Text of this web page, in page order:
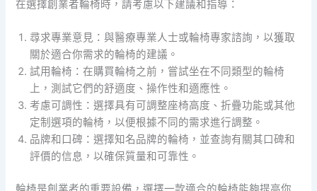
在選擇創業者輪椅時，請考慮以下建議和指導：
尋求專業意見：與醫療專業人士或輪椅專家諮詢，以獲取
關於適合你需求的輪椅的建議。
試用輪椅：在購買輪椅之前，嘗試坐在不同類型的輪椅
上，測試它們的舒適度、操作性和適應性。
考慮可調性：選擇具有可調整座椅高度、折疊功能或其他
定制選項的輪椅，以便根據不同的需求進行調整。
品牌和口碑：選擇知名品牌的輪椅，並查詢有關其口碑和
評價的信息，以確保質量和可靠性。